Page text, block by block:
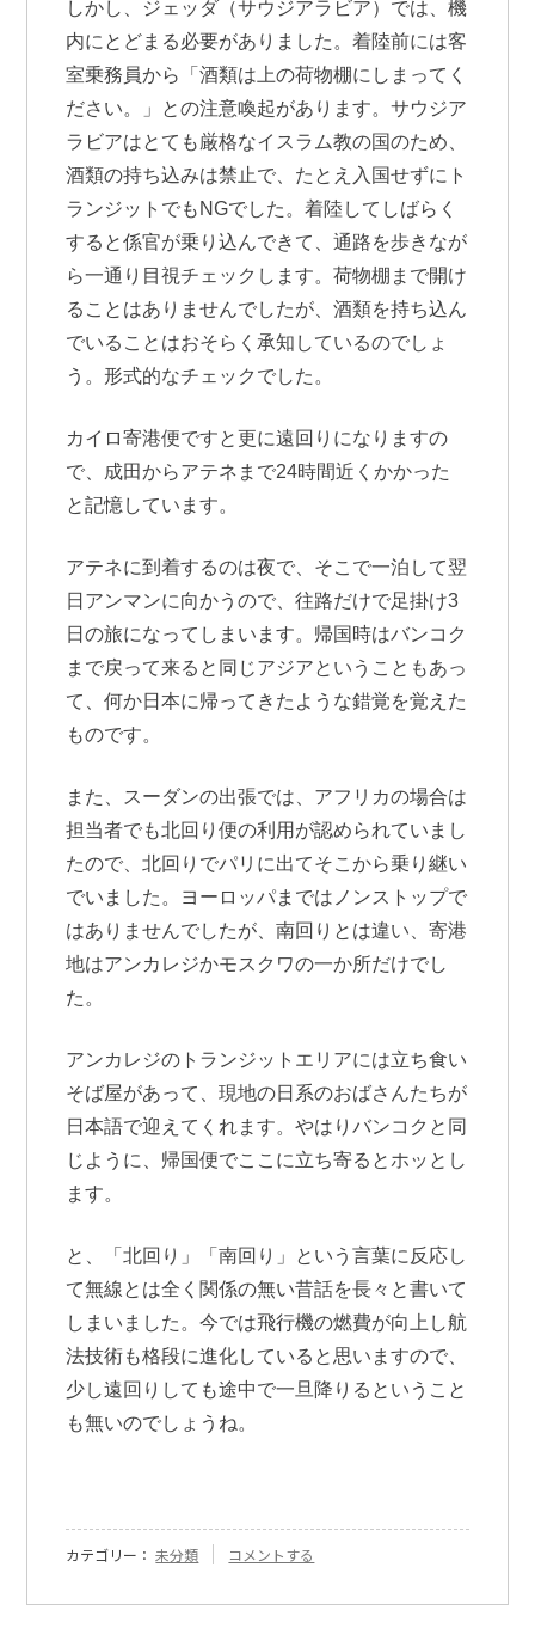
しかし、ジェッダ（サウジアラビア）では、機
内にとどまる必要がありました。着陸前には客
室乗務員から「酒類は上の荷物棚にしまってく
ださい。」との注意喚起があります。サウジア
ラビアはとても厳格なイスラム教の国のため、
酒類の持ち込みは禁止で、たとえ入国せずにト
ランジットでもNGでした。着陸してしばらく
すると係官が乗り込んできて、通路を歩きなが
ら一通り目視チェックします。荷物棚まで開け
ることはありませんでしたが、酒類を持ち込ん
でいることはおそらく承知しているのでしょ
う。形式的なチェックでした。
カイロ寄港便ですと更に遠回りになりますの
で、成田からアテネまで24時間近くかかった
と記憶しています。
アテネに到着するのは夜で、そこで一泊して翌
日アンマンに向かうので、往路だけで足掛け3
日の旅になってしまいます。帰国時はバンコク
まで戻って来ると同じアジアということもあっ
て、何か日本に帰ってきたような錯覚を覚えた
ものです。
また、スーダンの出張では、アフリカの場合は
担当者でも北回り便の利用が認められていまし
たので、北回りでパリに出てそこから乗り継い
でいました。ヨーロッパまではノンストップで
はありませんでしたが、南回りとは違い、寄港
地はアンカレジかモスクワの一か所だけでし
た。
アンカレジのトランジットエリアには立ち食い
そば屋があって、現地の日系のおばさんたちが
日本語で迎えてくれます。やはりバンコクと同
じように、帰国便でここに立ち寄るとホッとし
ます。
と、「北回り」「南回り」という言葉に反応し
て無線とは全く関係の無い昔話を長々と書いて
しまいました。今では飛行機の燃費が向上し航
法技術も格段に進化していると思いますので、
少し遠回りしても途中で一旦降りるということ
も無いのでしょうね。
カテゴリー：未分類
『[536]
コメントする